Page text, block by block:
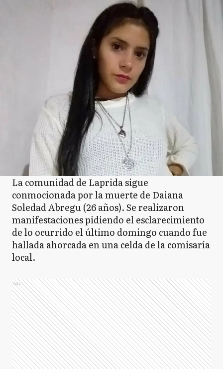
La comunidad de Laprida sigue
conmocionada por la muerte de Daiana
Soledad Abregu (26 años). Se realizaron
manifestaciones pidiendo el esclarecimiento
de lo ocurrido el último domingo cuando fue
hallada ahorcada en una celda de la comisaría
local.
Ads